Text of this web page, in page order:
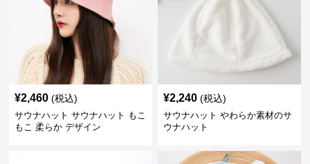
¥2,460 (税込)
サウナハット サウナハット もこ
もこ 柔らか デザイン
¥2,240 (税込)
サウナハット やわらか素材のサ
ウナハット